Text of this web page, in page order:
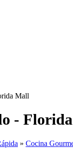
Mall
-
» Cocina